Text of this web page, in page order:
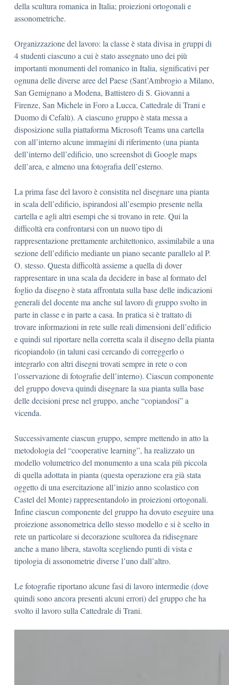
della scultura romanica in Italia; proiezioni ortogonali e
assonometriche.
Organizzazione del lavoro: la classe è stata divisa in gruppi di
4 studenti ciascuno a cui è stato assegnato uno dei più
importanti monumenti del romanico in Italia, significativi per
ognuna delle diverse aree del Paese (Sant’Ambrogio a Milano,
San Gemignano a Modena, Battistero di S. Giovanni a
Firenze, San Michele in Foro a Lucca, Cattedrale di Trani e
Duomo di Cefalù). A ciascuno gruppo è stata messa a
disposizione sulla piattaforma Microsoft Teams una cartella
con all’interno alcune immagini di riferimento (una pianta
dell’interno dell’edificio, uno screenshot di Google maps
dell’area, e almeno una fotografia dell’esterno.
La prima fase del lavoro è consistita nel disegnare una pianta
in scala dell’edificio, ispirandosi all’esempio presente nella
cartella e agli altri esempi che si trovano in rete. Qui la
difficoltà era confrontarsi con un nuovo tipo di
rappresentazione prettamente architettonico, assimilabile a una
sezione dell’edificio mediante un piano secante parallelo al P.
O. stesso. Questa difficoltà assieme a quella di dover
rappresentare in una scala da decidere in base al formato del
foglio da disegno è stata affrontata sulla base delle indicazioni
generali del docente ma anche sul lavoro di gruppo svolto in
parte in classe e in parte a casa. In pratica si è trattato di
trovare informazioni in rete sulle reali dimensioni dell’edificio
e quindi sul riportare nella corretta scala il disegno della pianta
ricopiandolo (in taluni casi cercando di correggerlo o
integrarlo con altri disegni trovati sempre in rete o con
l’osservazione di fotografie dell’interno). Ciascun componente
del gruppo doveva quindi disegnare la sua pianta sulla base
delle decisioni prese nel gruppo, anche “copiandosi” a
vicenda.
Successivamente ciascun gruppo, sempre mettendo in atto la
metodologia del “cooperative learning”, ha realizzato un
modello volumetrico del monumento a una scala più piccola
di quella adottata in pianta (questa operazione era già stata
oggetto di una esercitazione all’inizio anno scolastico con
Castel del Monte) rappresentandolo in proiezioni ortogonali.
Infine ciascun componente del gruppo ha dovuto eseguire una
proiezione assonometrica dello stesso modello e si è scelto in
rete un particolare si decorazione scultorea da ridisegnare
anche a mano libera, stavolta scegliendo punti di vista e
tipologia di assonometrie diverse l’uno dall’altro.
Le fotografie riportano alcune fasi di lavoro intermedie (dove
quindi sono ancora presenti alcuni errori) del gruppo che ha
svolto il lavoro sulla Cattedrale di Trani.